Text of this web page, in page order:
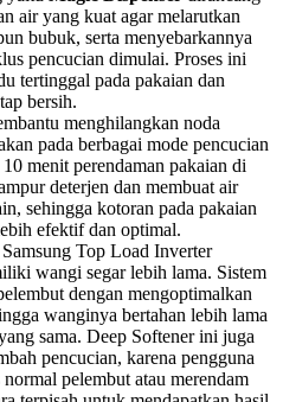
air yang kuat agar melarutkan
bubuk, serta menyebarkannya
pencucian dimulai. Proses ini
tertinggal pada pakaian dan
bersih.
menghilangkan noda
pada berbagai mode pencucian
menit perendaman pakaian di
deterjen dan membuat air
sehingga kotoran pada pakaian
efektif dan optimal.
Top Load Inverter
wangi segar lebih lama. Sistem
dengan mengoptimalkan
wanginya bertahan lebih lama
sama. Deep Softener ini juga
pencucian, karena pengguna
pelembut atau merendam